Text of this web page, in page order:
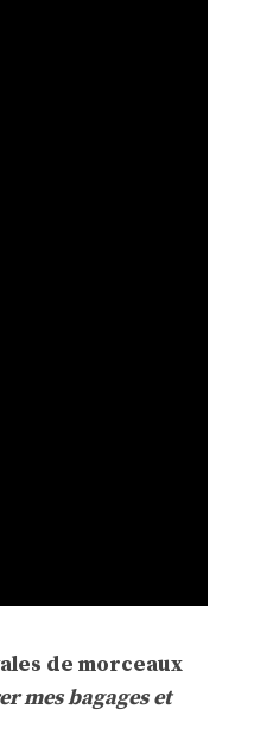
de morceaux
mes bagages et